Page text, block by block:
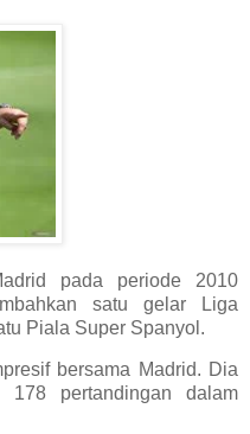
pada periode 2010
satu gelar Liga
Piala Super Spanyol.
bersama Madrid. Dia
pertandingan dalam